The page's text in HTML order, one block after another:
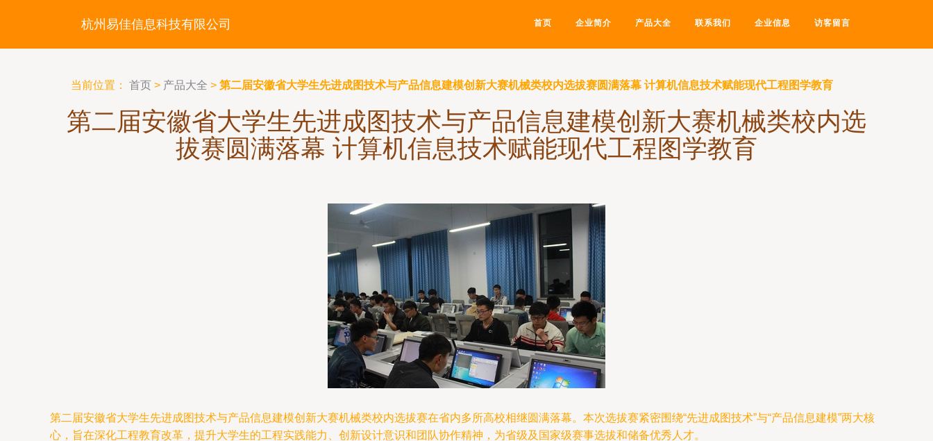
杭州易佳信息科技有限公司 首页 企业简介 产品大全 联系我们 企业信息 访客留言
当前位置： 首页 > 产品大全 > 第二届安徽省大学生先进成图技术与产品信息建模创新大赛机械类校内选拔赛圆满落幕 计算机信息技术赋能现代工程图学教育
第二届安徽省大学生先进成图技术与产品信息建模创新大赛机械类校内选
拔赛圆满落幕 计算机信息技术赋能现代工程图学教育
第二届安徽省大学生先进成图技术与产品信息建模创新大赛机械类校内选拔赛在省内多所高校相继圆满落幕。本次选拔赛紧密围绕“先进成图技术”与“产品信息建模”两大核
心，旨在深化工程教育改革，提升大学生的工程实践能力、创新设计意识和团队协作精神，为省级及国家级赛事选拔和储备优秀人才。